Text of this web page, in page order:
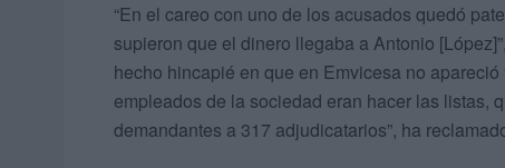
“En el careo con uno de los acusados quedó
supieron que el dinero llegaba a Antonio
hecho hincapié en que en Emvicesa no
empleados de la sociedad eran hacer las listas,
demandantes a 317 adjudicatarios”, ha